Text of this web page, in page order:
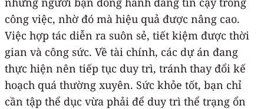
công việc, nhờ đó mà hiệu quả được nâng cao.
Việc hợp tác diễn ra suôn sẻ, tiết kiệm được thời
gian và công sức. Về tài chính, các dự án đang
thực hiện nên tiếp tục duy trì, tránh thay đổi kế
hoạch quá thường xuyên. Sức khỏe tốt, bạn chỉ
cần tập thể dục vừa phải để duy trì thể trạng ổn